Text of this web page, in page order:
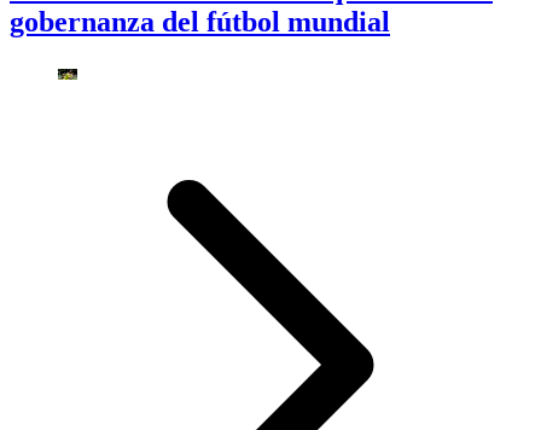
gobernanza del fútbol mundial